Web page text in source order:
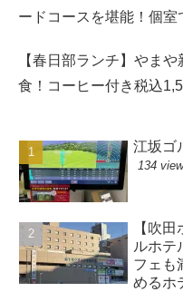
ードコースを堪能！個
【春日部ランチ】やま
食！コーヒー付き税込
江坂ゴ
134
【吹
ルホテ
フェも
めるホ